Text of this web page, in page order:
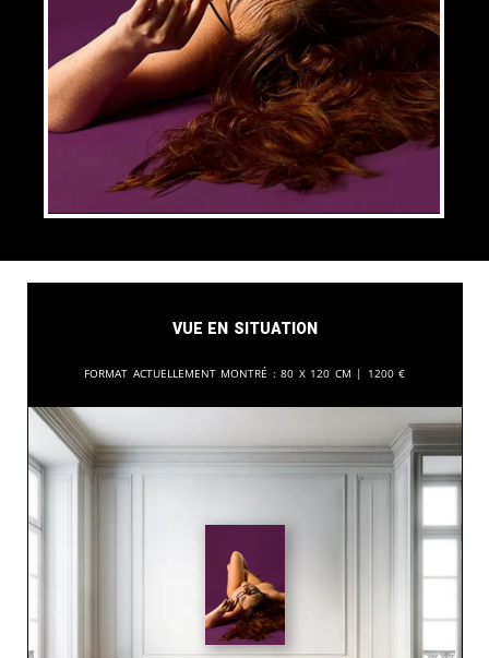
Vue en situation
Format actuellement montré : 80 x 120 cm | 1200 €